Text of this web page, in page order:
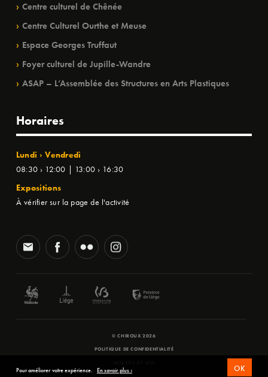
Centre culturel de Chênée
Centre Culturel Ourthe et Meuse
Espace Georges Truffaut
Foyer culturel de Jupille-Wandre
ASAP – L’Assemblée des Structures en Arts Plastiques
Horaires
Lundi › Vendredi
08:30 › 12:00 | 13:00 › 16:30
Expositions
À vérifier sur la page de l'activité
© CHIROUX 2026
POLITIQUE DE CONFIDENTIALITÉ
Pour améliorer votre expérience. En savoir plus › OK